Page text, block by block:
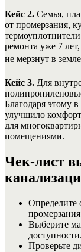
Кейс 2. Семья,
от промерзания,
ремонта уже 7
не мерзнут в
Кейс 3. Для
Благодаря этому
улучшило
для
помещениями.
Чек-лист
Определите
Выберите
доступности.
Проверьте